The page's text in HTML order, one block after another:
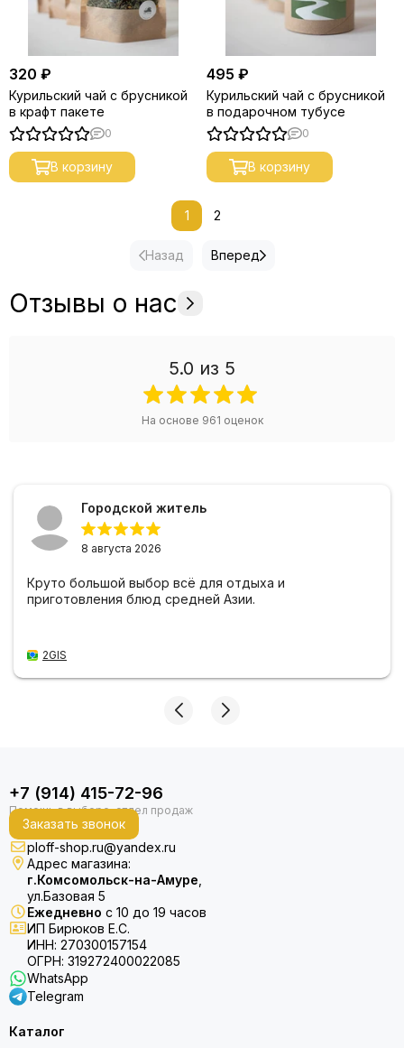
320 ₽
Курильский чай с брусникой
в крафт пакете
0
В корзину
495 ₽
Курильский чай с брусникой
в подарочном тубусе
0
В корзину
Назад
1 2
Вперед
Отзывы о нас
5.0 из 5
На основе 961 оценок
Городской житель
8 августа 2026
Круто большой выбор всё для отдыха и
приготовления блюд средней Азии.
2GIS
+7 (914) 415-72-96
Заказать звонок
ploff-shop.ru@yandex.ru
Адрес магазина:
г.Комсомольск-на-Амуре
ул.Базовая 5
Ежедневно с 10 до 19 часов
ИП Бирюков Е.С.
ИНН: 270300157154
ОГРН: 319272400022085
WhatsApp
Telegram
Каталог